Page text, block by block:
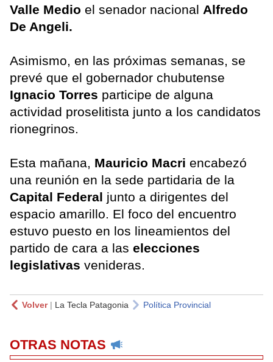
Valle Medio el senador nacional Alfredo
De Angeli.
Asimismo, en las próximas semanas, se
prevé que el gobernador chubutense
Ignacio Torres participe de alguna
actividad proselitista junto a los candidatos
rionegrinos.
Esta mañana, Mauricio Macri encabezó
una reunión en la sede partidaria de la
Capital Federal junto a dirigentes del
espacio amarillo. El foco del encuentro
estuvo puesto en los lineamientos del
partido de cara a las elecciones
legislativas venideras.
Volver| La Tecla Patagonia Política Provincial
OTRAS NOTAS